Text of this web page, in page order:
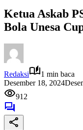
Ketua Askab
Bola Unesa
Redaksi
1 min baca
Desember 18, 2024
912